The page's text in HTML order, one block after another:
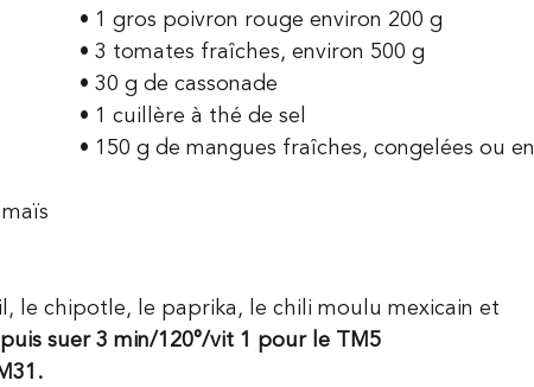
• 1 gros poivron rouge environ 200 g
• 3 tomates fraîches, environ 500 g
• 30 g de cassonade
• 1 cuillère à thé de sel
• 150 g de mangues fraîches, congelées ou en
le chipotle, le paprika, le chili moulu mexicain et
suer 3 min/120°/vit 1 pour le TM5